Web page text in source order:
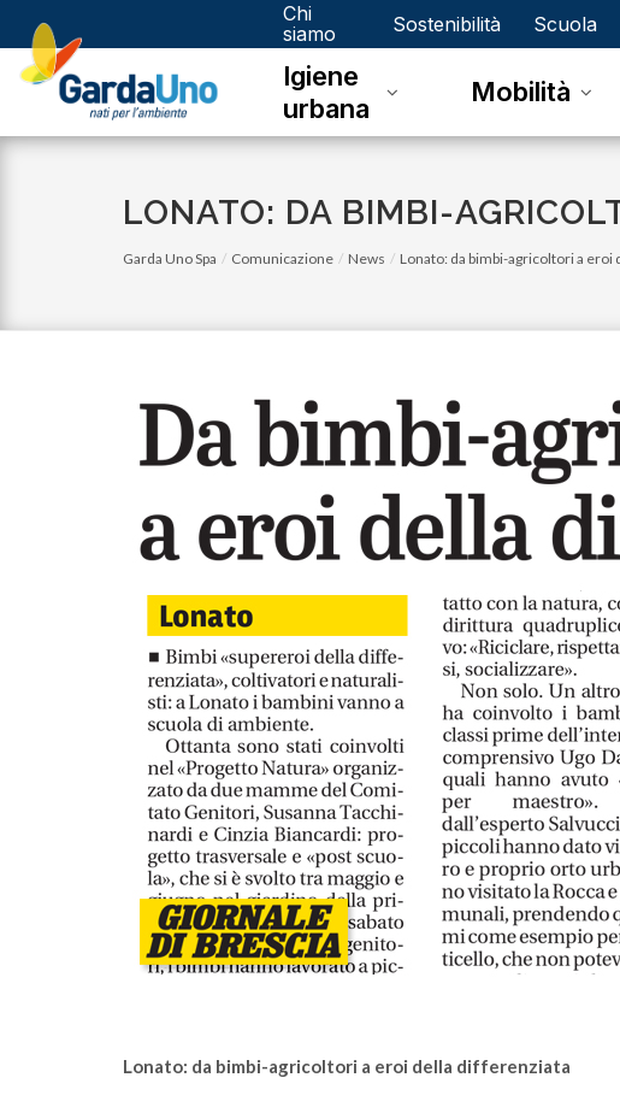
Gardauno
Spa
Chi
siamo
Sostenibilità Scuola
Igiene
urbana
Mobilità
LONATO: DA BIMBI-
Garda Uno Spa Comunicazione News Lonato: da bimbi-agricoltori a eroi
Lonato: da bimbi-agricoltori a eroi della differenziata
lunedì 03 luglio 2023
A Salò la quota di differenziata ha raggiunto
una media del 77%